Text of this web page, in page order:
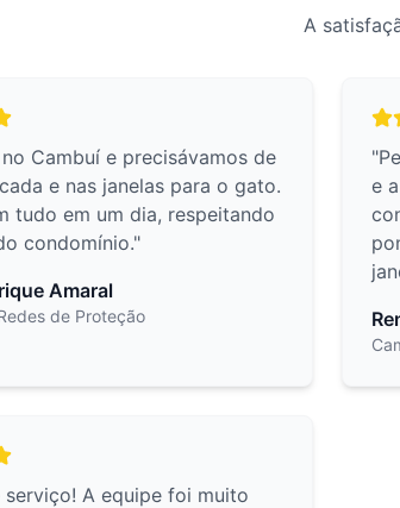
A
Cambuí e precisávamos de
e nas janelas para o gato.
tudo em um dia, respeitando
condomínio."
Amaral
de Proteção
"
e
serviço! A equipe foi muito